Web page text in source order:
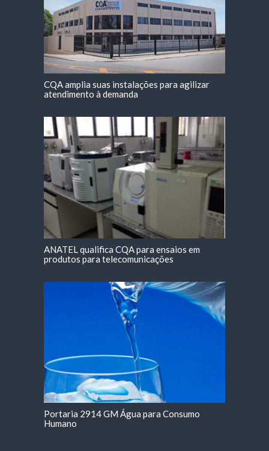
CQA amplia suas instalações para agilizar
atendimento à demanda
ANATEL qualifica CQA para ensaios em
produtos para telecomunicações
Portaria 2914 GM Água para Consumo
Humano